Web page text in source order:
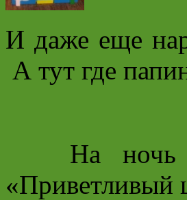
И даже еще
А тут где
На ночь
«Приветливый